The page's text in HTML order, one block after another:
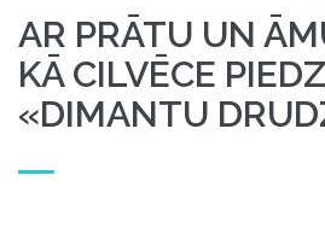
AR PRĀTU UN
KĀ CILVĒCE
«DIMANTU